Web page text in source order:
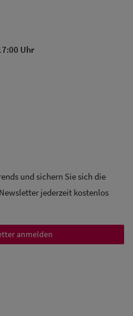
Uhr
und sichern Sie sich die
jederzeit kostenlos
anmelden